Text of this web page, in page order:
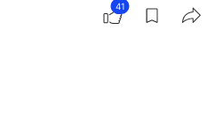
41